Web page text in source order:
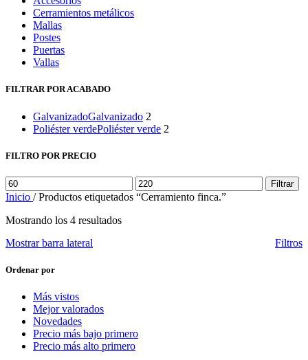
Cerramientos metálicos
Mallas
Postes
Puertas
Vallas
FILTRAR POR ACABADO
GalvanizadoGalvanizado 2
Poliéster verdePoliéster verde 2
FILTRO POR PRECIO
Precio
mínimo
Precio
máximo
Filtrar
Inicio / Productos etiquetados “Cerramiento finca.”
Mostrando los 4 resultados
Mostrar barra lateral
Filtros
Ordenar por
Más vistos
Mejor valorados
Novedades
Precio más bajo primero
Precio más alto primero